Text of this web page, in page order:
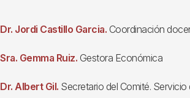
Dr. Jordi Castillo Garcia. Coordinación
Sra. Gemma Ruiz. Gestora Económica
Dr. Albert Gil. Secretario del Comité.